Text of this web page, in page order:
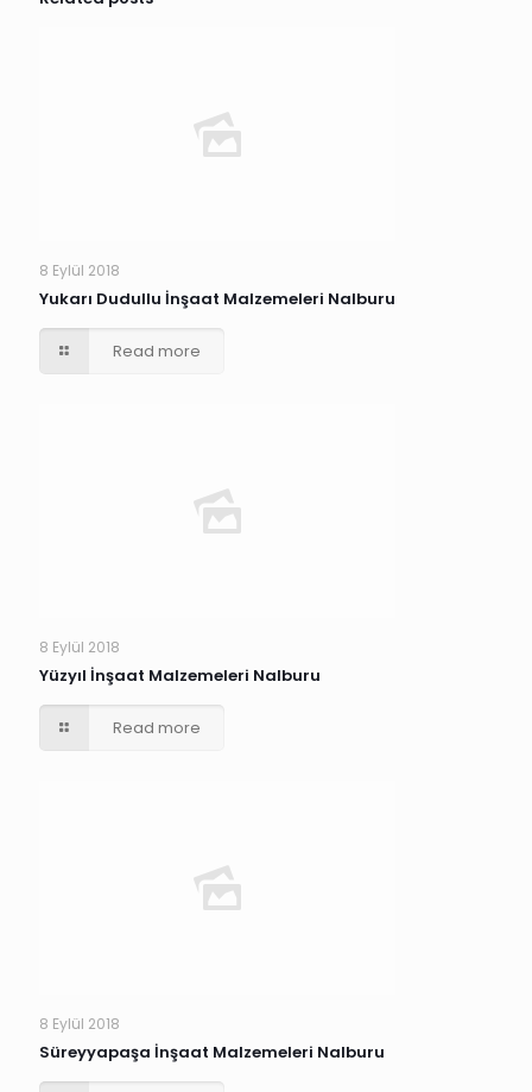
8 Eylül 2018
Yukarı Dudullu İnşaat Malzemeleri Nalburu
Read more
8 Eylül 2018
Yüzyıl İnşaat Malzemeleri Nalburu
Read more
8 Eylül 2018
Süreyyapaşa İnşaat Malzemeleri Nalburu